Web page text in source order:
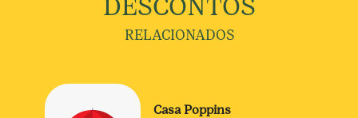
DESCONTOS
RELACIONADOS
Casa Poppins